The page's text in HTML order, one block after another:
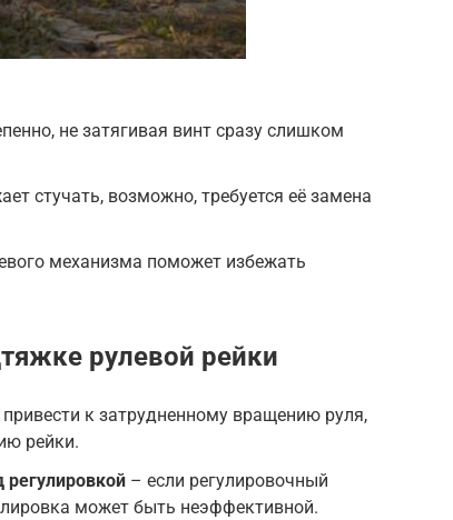
не затягивая винт сразу слишком
стучать, возможно, требуется её замена
механизма поможет избежать
рулевой рейки
к затрудненному вращению руля,
рейки.
регулировкой – если регулировочный
может быть неэффективной.